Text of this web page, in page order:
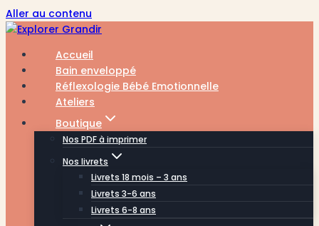
Aller au contenu
Accueil
Bain enveloppé
Réflexologie Bébé Emotionnelle
Ateliers
Boutique
Nos PDF à imprimer
Nos livrets
Livrets 18 mois – 3 ans
Livrets 3-6 ans
Livrets 6-8 ans